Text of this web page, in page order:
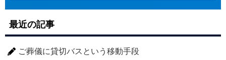
最近の記事
ご葬儀に貸切バスという移動手段